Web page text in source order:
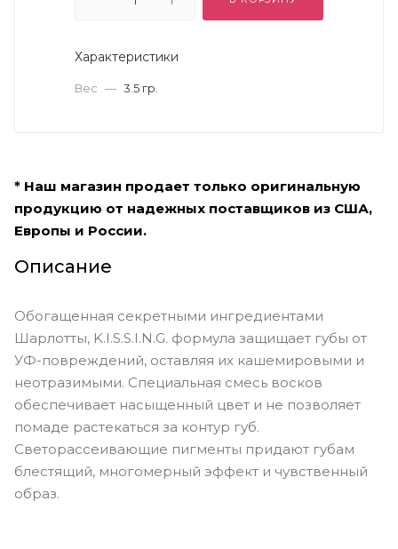
Характеристики
Вес — 3.5 гр.
* Наш магазин продает только оригинальную
продукцию от надежных поставщиков из США,
Европы и России.
Описание
Обогащенная секретными ингредиентами
Шарлотты, K.I.S.S.I.N.G. формула защищает губы от
УФ-повреждений, оставляя их кашемировыми и
неотразимыми. Специальная смесь восков
обеспечивает насыщенный цвет и не позволяет
помаде растекаться за контур губ.
Светорассеивающие пигменты придают губам
блестящий, многомерный эффект и чувственный
образ.